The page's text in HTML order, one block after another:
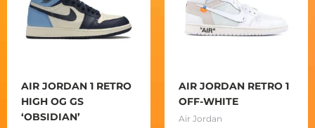
AIR JORDAN 1 RETRO
HIGH OG GS
‘OBSIDIAN’
AIR JORDAN RETRO 1
OFF-WHITE
Air Jordan